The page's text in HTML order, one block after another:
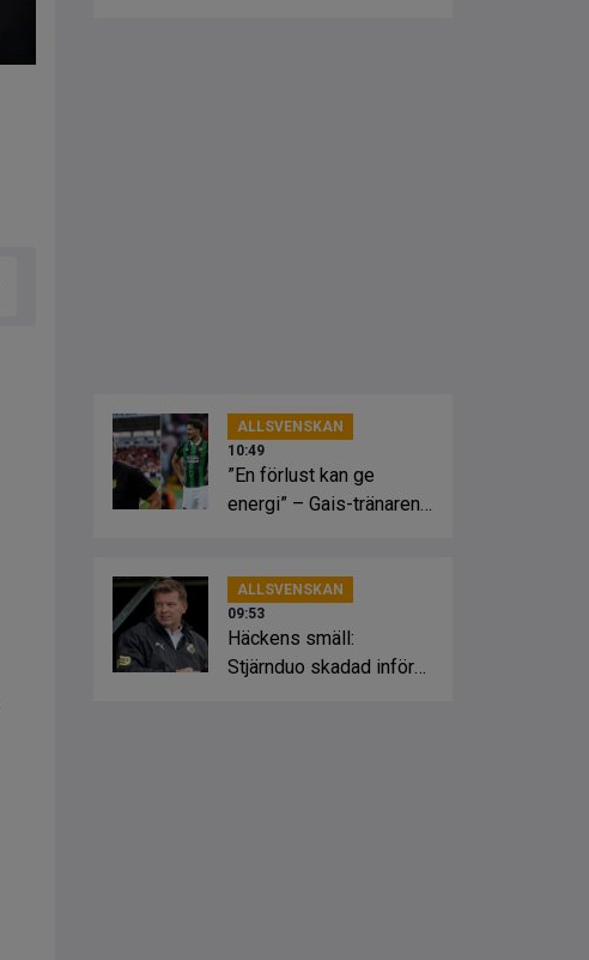
ALLSVENSKAN
10:49
”En förlust kan ge
energi” – Gais-tränaren
ALLSVENSKAN
09:53
Häckens smäll:
Stjärnduo skadad inför